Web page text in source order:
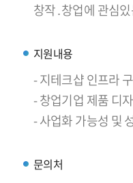
창작․창업에 관심
지원내용
- 지테크샵 인프라
- 창업기업 제품 디
- 사업화 가능성 및
문의처